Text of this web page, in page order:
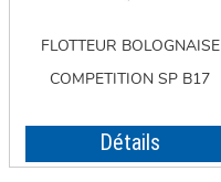
FLOTTEUR BOLOGNAISE
COMPETITION SP B17
Détails